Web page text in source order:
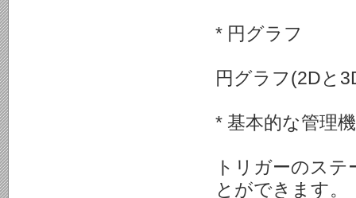
* 円グラフ
円グラフ(2Dと
* 基本的な管理
トリガーのス
とができます。